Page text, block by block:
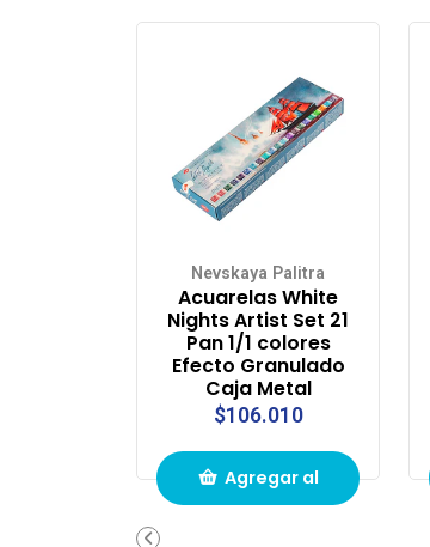
Nevskaya Palitra
Acuarelas White
Nights Artist Set 21
Pan 1/1 colores
Efecto Granulado
Caja Metal
$106.010
Agregar al